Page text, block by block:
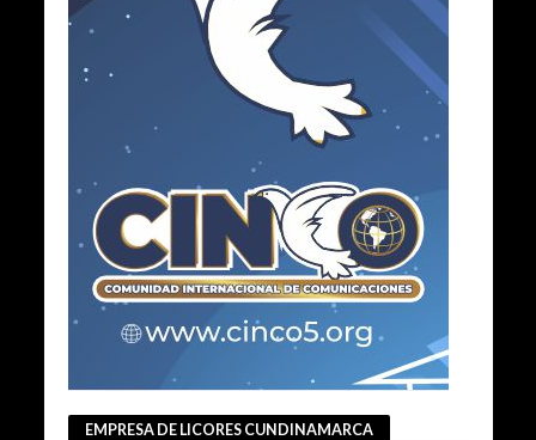
EMPRESA DE LICORES CUNDINAMARCA